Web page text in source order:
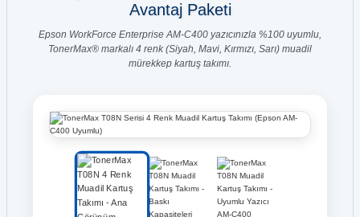
Avantaj Paketi
Epson WorkForce Enterprise AM-C400 yazıcınızla %100 uyumlu,
TonerMax® markalı 4 renk (Siyah, Mavi, Kırmızı, Sarı) muadil
mürekkep kartuş takımı.